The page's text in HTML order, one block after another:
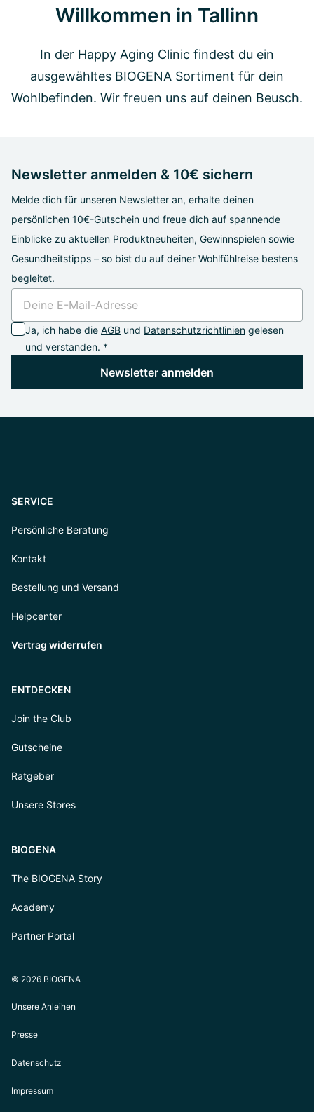
Willkommen in Tallinn
In der Happy Aging Clinic findest du ein
ausgewähltes BIOGENA Sortiment für dein
Wohlbefinden. Wir freuen uns auf deinen Beusch.
Newsletter anmelden & 10€ sichern
Melde dich für unseren Newsletter an, erhalte deinen
persönlichen 10€-Gutschein und freue dich auf spannende
Einblicke zu aktuellen Produktneuheiten, Gewinnspielen sowie
Gesundheitstipps – so bist du auf deiner Wohlfühlreise bestens
begleitet.
Ja, ich habe die AGB und Datenschutzrichtlinien gelesen
und verstanden. *
Newsletter anmelden
SERVICE
Persönliche Beratung
Kontakt
Bestellung und Versand
Helpcenter
Vertrag widerrufen
ENTDECKEN
Join the Club
Gutscheine
Ratgeber
Unsere Stores
BIOGENA
The BIOGENA Story
Academy
Partner Portal
© 2026 BIOGENA
Unsere Anleihen
Presse
Datenschutz
Impressum